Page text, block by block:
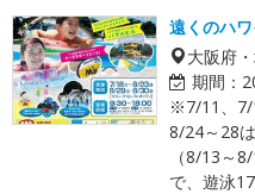
遠くのハ
大阪府
期間：
※7/11、7/
8/24～28
（8/13～
で、遊泳